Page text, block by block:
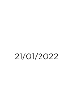
21/01/2022